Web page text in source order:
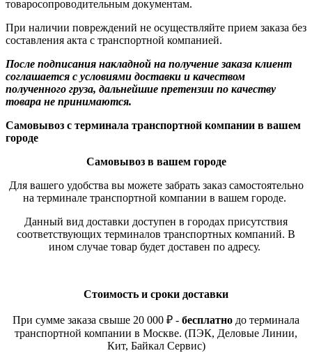
товаросопроводительным документам.
При наличии повреждений не осуществляйте прием заказа без
составления акта с транспортной компанией.
После подписания накладной на получение заказа клиент
соглашается с условиями доставки и качеством
полученного груза, дальнейшие претензии по качеству
товара не принимаются.
Самовывоз с терминала транспортной компании в вашем
городе
Самовывоз в вашем городе
Для вашего удобства вы можете забрать заказ самостоятельно
на терминале транспортной компании в вашем городе.
Данный вид доставки доступен в городах присутствия
соответствующих терминалов транспортных компаний. В
ином случае товар будет доставен по адресу.
Стоимость и сроки доставки
При сумме заказа свыше 20 000 ₽ - бесплатно до терминала
транспортной компании в Москве. (ПЭК, Деловые Линии,
Кит, Байкал Сервис)